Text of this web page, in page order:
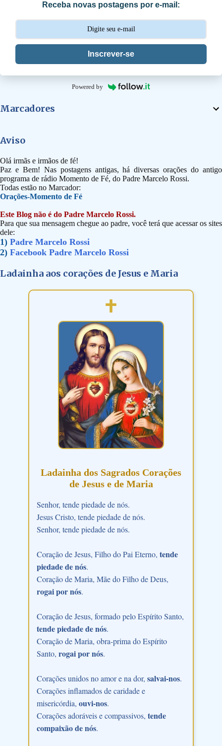
s
Receba novas postagens por e-mail:
Inscrever-se
Powered by
Marcadores
Aviso
Olá irmãs e irmãos de fé!
Paz e Bem! Nas postagens antigas, há diversas orações do antigo
programa de rádio Momento de Fé, do Padre Marcelo Rossi.
Todas estão no Marcador:
Orações-Momento de Fé
Este Blog não é do Padre Marcelo Rossi.
Para que sua mensagem chegue ao padre, você terá que acessar os sites
dele:
1) Padre Marcelo Rossi
2) Facebook Padre Marcelo Rossi
Ladainha aos corações de Jesus e Maria
Ladainha dos Sagrados Corações
de Jesus e de Maria
Senhor, tende piedade de nós.
Jesus Cristo, tende piedade de nós.
Senhor, tende piedade de nós.
Coração de Jesus, Filho do Pai Eterno, tende
piedade de nós.
Coração de Maria, Mãe do Filho de Deus,
rogai por nós.
Coração de Jesus, formado pelo Espírito Santo,
tende piedade de nós.
Coração de Maria, obra-prima do Espírito
Santo, rogai por nós.
Corações unidos no amor e na dor, salvai-nos.
Corações inflamados de caridade e
misericórdia, ouvi-nos.
Corações adoráveis e compassivos, tende
compaixão de nós.